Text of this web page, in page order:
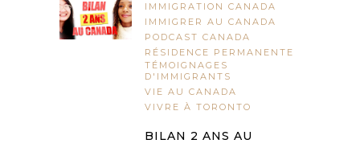
IMMIGRATION CANADA
IMMIGRER AU CANADA
PODCAST CANADA
RÉSIDENCE PERMANENTE
TÉMOIGNAGES
D'IMMIGRANTS
VIE AU CANADA
VIVRE À TORONTO
BILAN 2 ANS AU